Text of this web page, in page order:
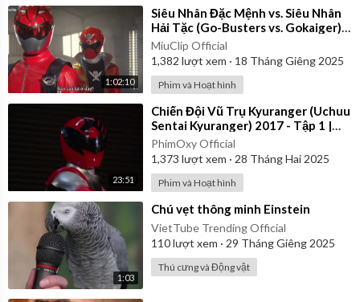
1:02:10
⁣Siêu Nhân Đặc Mệnh vs. Siêu Nhân
Hải Tặc (Go-Busters vs. Gokaiger) |
Vietsub
MiuClip Official
1,382 lượt xem · 18 Tháng Giêng 2025
Phim và Hoạt hình
23:51
⁣Chiến Đội Vũ Trụ Kyuranger (Uchuu
Sentai Kyuranger) 2017 - Tập 1 |
Thuyết Minh
PhimOxy Official
1,373 lượt xem · 28 Tháng Hai 2025
Phim và Hoạt hình
1:03
⁣Chú vẹt thông minh Einstein
VietTube Trending Official
110lượt xem · 29 Tháng Giêng 2025
Thú cưng và Động vật